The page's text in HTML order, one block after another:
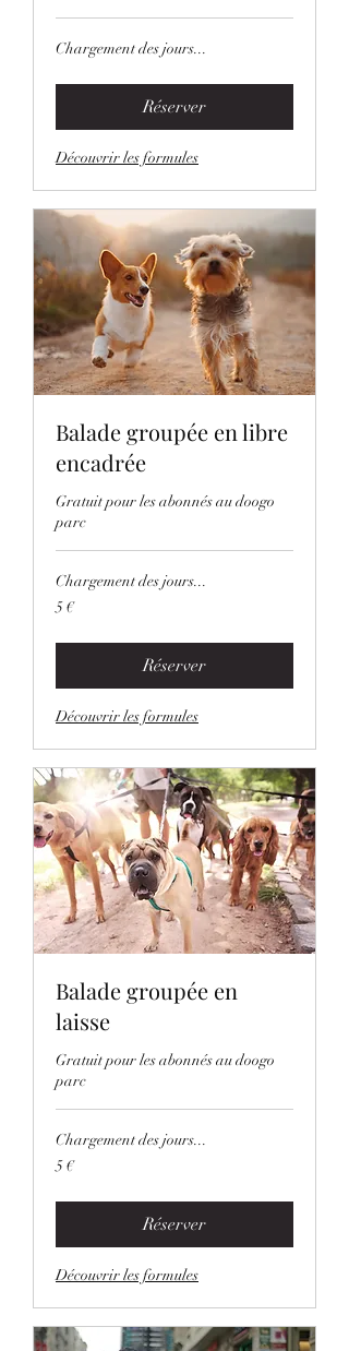
Chargement des jours...
Réserver
Découvrir les formules
Balade groupée en libre
encadrée
Gratuit pour les abonnés au doogo
parc
Chargement des jours...
5
euros
5 €
Réserver
Découvrir les formules
Balade groupée en
laisse
Gratuit pour les abonnés au doogo
parc
Chargement des jours...
5
euros
5 €
Réserver
Découvrir les formules